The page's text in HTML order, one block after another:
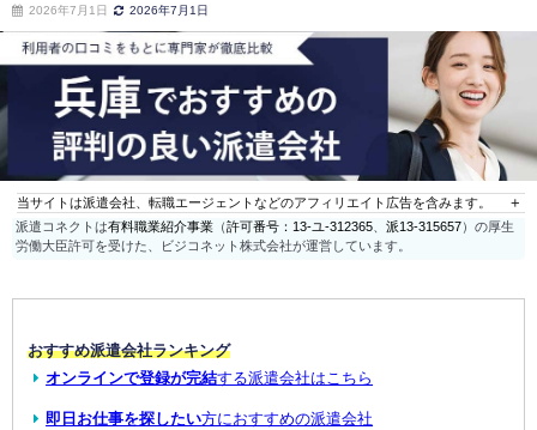
2026年7月1日 2026年7月1日
当サイトは派遣会社、転職エージェントなどのアフィリエイト広告を含みます。
派遣コネクトは有料職業紹介事業 （許可番号：13-ユ-312365 派13-315657）の厚生
労働大臣許可を受けた、ビジコネット株式会社が運営しています。
おすすめ派遣会社ランキング
オンラインで登録が完結する派遣会社はこちら
即日お仕事を探したい方におすすめの派遣会社